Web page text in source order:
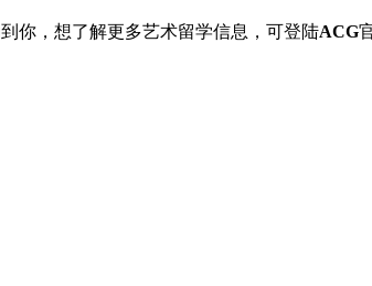
你，想了解更多艺术留学信息，可登陆ACG